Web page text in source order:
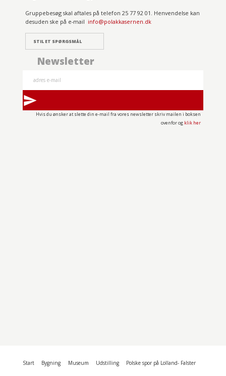
Gruppebesøg skal aftales på telefon 25 77 92 01. Henvendelse kan
desuden ske på e-mail info@polakkasernen.dk
STIL ET SPØRGSMÅL
Newsletter
send
Hvis du ønsker at slette din e-mail fra vores newsletter skriv mailen i boksen
ovenfor og klik her
Start Bygning Museum Udstilling Polske spor på Lolland- Falster